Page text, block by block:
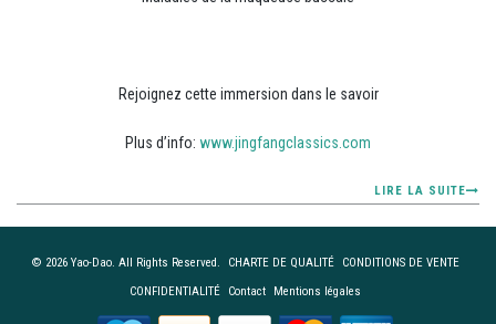
Rejoignez cette immersion dans le savoir
Plus d’info: www.jingfangclassics.com
LIRE LA SUITE
© 2026 Yao-Dao. All Rights Reserved. CHARTE DE QUALITÉ
CONDITIONS DE VENTE
CONFIDENTIALITÉ
Contact Mentions légales